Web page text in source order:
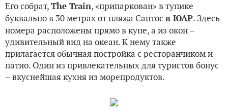
Его собрат, The Train, «припаркован» в тупике
буквально в 30 метрах от пляжа Сантос в ЮАР. Здесь
номера расположены прямо в купе, а из окон –
удивительный вид на океан. К нему также
прилагается обычная постройка с ресторанчиком и
патио. Один из привлекательных для туристов бонус
– вкуснейшая кухня из морепродуктов.